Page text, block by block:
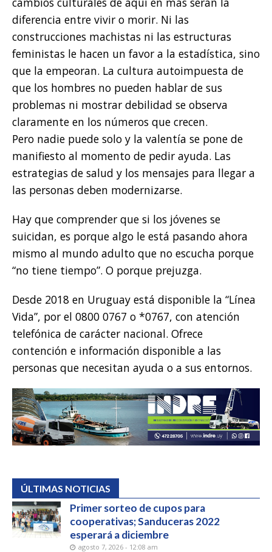
diferencia entre vivir o morir. Ni las
construcciones machistas ni las estructuras
feministas le hacen un favor a la estadística, sino
que la empeoran. La cultura autoimpuesta de
que los hombres no pueden hablar de sus
problemas ni mostrar debilidad se observa
claramente en los números que crecen.
Pero nadie puede solo y la valentía se pone de
manifiesto al momento de pedir ayuda. Las
estrategias de salud y los mensajes para llegar a
las personas deben modernizarse.
Hay que comprender que si los jóvenes se
suicidan, es porque algo le está pasando ahora
mismo al mundo adulto que no escucha porque
“no tiene tiempo”. O porque prejuzga.
Desde 2018 en Uruguay está disponible la “Línea
Vida”, por el 0800 0767 o *0767, con atención
telefónica de carácter nacional. Ofrece
contención e información disponible a las
personas que necesitan ayuda o a sus entornos.
ÚLTIMAS NOTICIAS
Primer sorteo de cupos para
cooperativas; Sanduceras 2022
esperará a diciembre
agosto 7, 2026 - 12:08 am